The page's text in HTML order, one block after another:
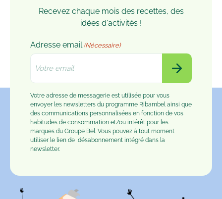
Recevez chaque mois des recettes, des
idées d'activités !
Adresse email (Nécessaire)
Votre adresse de messagerie est utilisée pour vous
envoyer les newsletters du programme Ribambel ainsi que
des communications personnalisées en fonction de vos
habitudes de consommation et/ou intérêt pour les
marques du Groupe Bel. Vous pouvez à tout moment
utiliser le lien de désabonnement intégré dans la
newsletter.